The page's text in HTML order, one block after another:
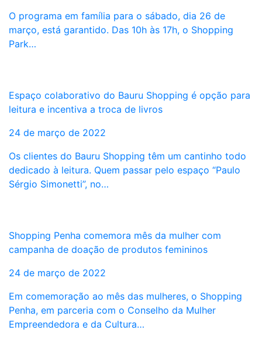
O programa em família para o sábado, dia 26 de
março, está garantido. Das 10h às 17h, o Shopping
Park…
Espaço colaborativo do Bauru Shopping é opção para
leitura e incentiva a troca de livros
24 de março de 2022
Os clientes do Bauru Shopping têm um cantinho todo
dedicado à leitura. Quem passar pelo espaço “Paulo
Sérgio Simonetti”, no…
Shopping Penha comemora mês da mulher com
campanha de doação de produtos femininos
24 de março de 2022
Em comemoração ao mês das mulheres, o Shopping
Penha, em parceria com o Conselho da Mulher
Empreendedora e da Cultura…